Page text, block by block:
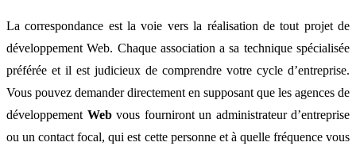
La correspondance est la voie vers la réalisation de tout projet de
développement Web. Chaque association a sa technique spécialisée
préférée et il est judicieux de comprendre votre cycle d’entreprise.
Vous pouvez demander directement en supposant que les agences de
développement Webvous fourniront un administrateur d’entreprise
ou un contact focal, qui est cette personne et à quelle fréquence vous